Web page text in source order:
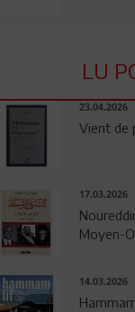
LU
23.04.2026
Vient de
17.03.2026
Moyen-
14.03.2026